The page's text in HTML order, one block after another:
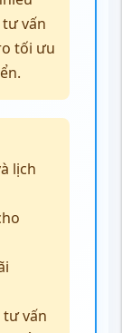
vấn
tối ưu nhất
gói, bao gồm
ổn định đến
địa. Vietjet Air
vé máy bay đi